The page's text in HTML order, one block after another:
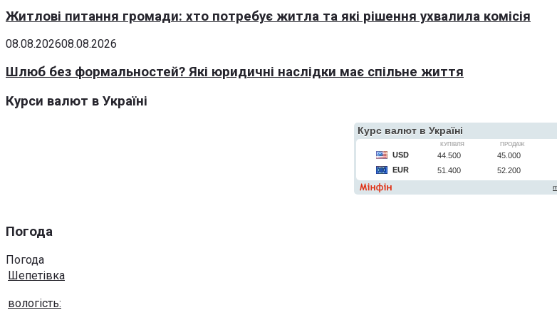
Житлові питання громади: хто потребує житла та які рішення ухвалила комісія
08.08.202608.08.2026
Шлюб без формальностей? Які юридичні наслідки має спільне життя
Курси валют в Україні
Погода
Погода
Шепетівка
вологість: